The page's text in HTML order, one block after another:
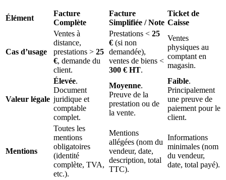
Élément
Facture
Complète
Facture
Simplifiée / Note
Ticket de
Caisse
Cas d’usage
Ventes à
distance,
prestations > 25
€, demande du
client.
Prestations < 25
€ (si non
demandée),
ventes de biens <
300 € HT.
Ventes
physiques au
comptant en
magasin.
Valeur légale
Élevée.
Document
juridique et
comptable
complet.
Moyenne.
Preuve de la
prestation ou de
la vente.
Faible.
Principalement
une preuve de
paiement pour le
client.
Mentions
Toutes les
mentions
obligatoires
(identité
complète, TVA,
etc.).
Mentions
allégées (nom du
vendeur, date,
description, total
TTC).
Informations
minimales (nom
du vendeur,
date, total payé).